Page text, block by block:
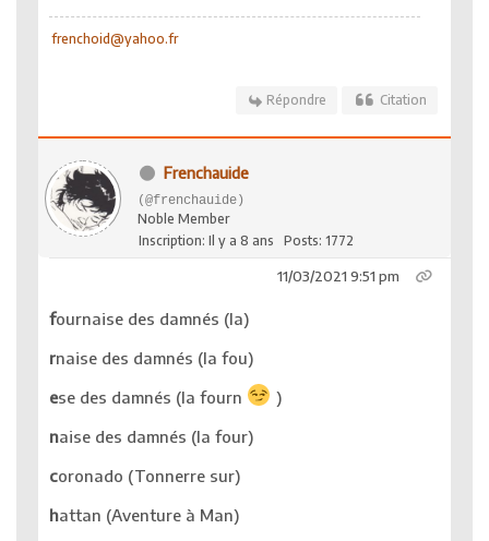
frenchoid@yahoo.fr
Répondre Citation
Frenchauide
(@frenchauide)
Noble Member
Inscription: Il y a 8 ans
Posts: 1772
11/03/2021 9:51 pm
fournaise des damnés (la)
rnaise des damnés (la fou)
ese des damnés (la fourn
)
naise des damnés (la four)
coronado (Tonnerre sur)
hattan (Aventure à Man)